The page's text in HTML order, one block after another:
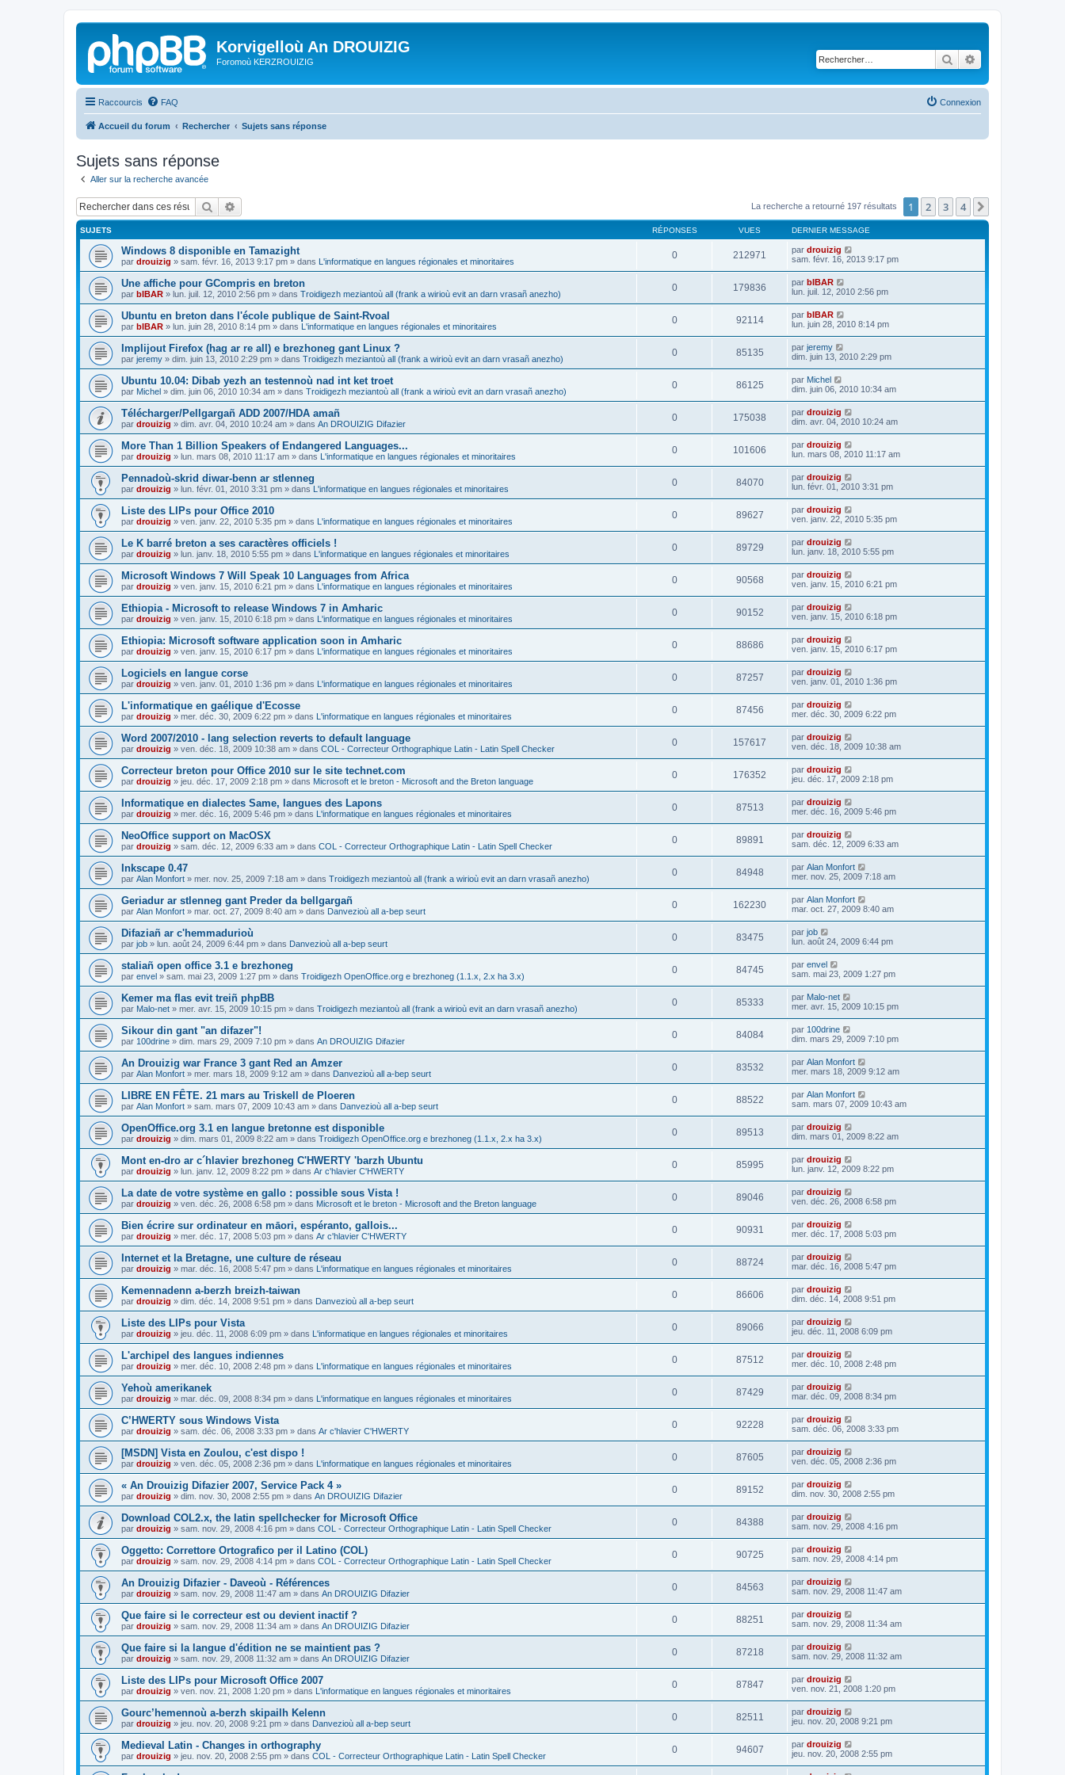
Korvigelloù An DROUIZIG
Foromoù KERZROUIZIG Rechercher
Raccourcis FAQ Connexion
Accueil du forum Rechercher Sujets sans réponse
Sujets sans réponse
Aller sur la recherche avancée
Rechercher La recherche a retourné 197 résultats 1 2 3 4
SUJETS RÉPONSES VUES DERNIER MESSAGE
Windows 8 disponible en Tamazight
par drouizig » sam. févr. 16, 2013 9:17 pm » dans L'informatique en langues régionales et minoritaires
0 212971 par drouizig
sam. févr. 16, 2013 9:17 pm
Une affiche pour GCompris en breton
par bIBAR » lun. juil. 12, 2010 2:56 pm » dans Troidigezh meziantoù all (frank a wirioù evit an darn vrasañ anezho)
0 179836 par bIBAR
lun. juil. 12, 2010 2:56 pm
Ubuntu en breton dans l'école publique de Saint-Rvoal
par bIBAR » lun. juin 28, 2010 8:14 pm » dans L'informatique en langues régionales et minoritaires
0 92114 par bIBAR
lun. juin 28, 2010 8:14 pm
Implijout Firefox (hag ar re all) e brezhoneg gant Linux ?
par jeremy » dim. juin 13, 2010 2:29 pm » dans Troidigezh meziantoù all (frank a wirioù evit an darn vrasañ anezho)
0 85135 par jeremy
dim. juin 13, 2010 2:29 pm
Ubuntu 10.04: Dibab yezh an testennoù nad int ket troet
par Michel » dim. juin 06, 2010 10:34 am » dans Troidigezh meziantoù all (frank a wirioù evit an darn vrasañ anezho)
0 86125 par Michel
dim. juin 06, 2010 10:34 am
Télécharger/Pellgargañ ADD 2007/HDA amañ
par drouizig » dim. avr. 04, 2010 10:24 am » dans An DROUIZIG Difazier
0 175038 par drouizig
dim. avr. 04, 2010 10:24 am
More Than 1 Billion Speakers of Endangered Languages...
par drouizig » lun. mars 08, 2010 11:17 am » dans L'informatique en langues régionales et minoritaires
0 101606 par drouizig
lun. mars 08, 2010 11:17 am
Pennadoù-skrid diwar-benn ar stlenneg
par drouizig » lun. févr. 01, 2010 3:31 pm » dans L'informatique en langues régionales et minoritaires
0 84070 par drouizig
lun. févr. 01, 2010 3:31 pm
Liste des LIPs pour Office 2010
par drouizig » ven. janv. 22, 2010 5:35 pm » dans L'informatique en langues régionales et minoritaires
0 89627 par drouizig
ven. janv. 22, 2010 5:35 pm
Le K barré breton a ses caractères officiels !
par drouizig » lun. janv. 18, 2010 5:55 pm » dans L'informatique en langues régionales et minoritaires
0 89729 par drouizig
lun. janv. 18, 2010 5:55 pm
Microsoft Windows 7 Will Speak 10 Languages from Africa
par drouizig » ven. janv. 15, 2010 6:21 pm » dans L'informatique en langues régionales et minoritaires
0 90568 par drouizig
ven. janv. 15, 2010 6:21 pm
Ethiopia - Microsoft to release Windows 7 in Amharic
par drouizig » ven. janv. 15, 2010 6:18 pm » dans L'informatique en langues régionales et minoritaires
0 90152 par drouizig
ven. janv. 15, 2010 6:18 pm
Ethiopia: Microsoft software application soon in Amharic
par drouizig » ven. janv. 15, 2010 6:17 pm » dans L'informatique en langues régionales et minoritaires
0 88686 par drouizig
ven. janv. 15, 2010 6:17 pm
Logiciels en langue corse
par drouizig » ven. janv. 01, 2010 1:36 pm » dans L'informatique en langues régionales et minoritaires
0 87257 par drouizig
ven. janv. 01, 2010 1:36 pm
L'informatique en gaélique d'Ecosse
par drouizig » mer. déc. 30, 2009 6:22 pm » dans L'informatique en langues régionales et minoritaires
0 87456 par drouizig
mer. déc. 30, 2009 6:22 pm
Word 2007/2010 - lang selection reverts to default language
par drouizig » ven. déc. 18, 2009 10:38 am » dans COL - Correcteur Orthographique Latin - Latin Spell Checker
0 157617 par drouizig
ven. déc. 18, 2009 10:38 am
Correcteur breton pour Office 2010 sur le site technet.com
par drouizig » jeu. déc. 17, 2009 2:18 pm » dans Microsoft et le breton - Microsoft and the Breton language
0 176352 par drouizig
jeu. déc. 17, 2009 2:18 pm
Informatique en dialectes Same, langues des Lapons
par drouizig » mer. déc. 16, 2009 5:46 pm » dans L'informatique en langues régionales et minoritaires
0 87513 par drouizig
mer. déc. 16, 2009 5:46 pm
NeoOffice support on MacOSX
par drouizig » sam. déc. 12, 2009 6:33 am » dans COL - Correcteur Orthographique Latin - Latin Spell Checker
0 89891 par drouizig
sam. déc. 12, 2009 6:33 am
Inkscape 0.47
par Alan Monfort » mer. nov. 25, 2009 7:18 am » dans Troidigezh meziantoù all (frank a wirioù evit an darn vrasañ anezho)
0 84948 par Alan Monfort
mer. nov. 25, 2009 7:18 am
Geriadur ar stlenneg gant Preder da bellgargañ
par Alan Monfort » mar. oct. 27, 2009 8:40 am » dans Danvezioù all a-bep seurt
0 162230 par Alan Monfort
mar. oct. 27, 2009 8:40 am
Difaziañ ar c'hemmadurioù
par job » lun. août 24, 2009 6:44 pm » dans Danvezioù all a-bep seurt
0 83475 par job
lun. août 24, 2009 6:44 pm
staliañ open office 3.1 e brezhoneg
par envel » sam. mai 23, 2009 1:27 pm » dans Troidigezh OpenOffice.org e brezhoneg (1.1.x, 2.x ha 3.x)
0 84745 par envel
sam. mai 23, 2009 1:27 pm
Kemer ma flas evit treiñ phpBB
par Malo-net » mer. avr. 15, 2009 10:15 pm » dans Troidigezh meziantoù all (frank a wirioù evit an darn vrasañ anezho)
0 85333 par Malo-net
mer. avr. 15, 2009 10:15 pm
Sikour din gant "an difazer"!
par 100drine » dim. mars 29, 2009 7:10 pm » dans An DROUIZIG Difazier
0 84084 par 100drine
dim. mars 29, 2009 7:10 pm
An Drouizig war France 3 gant Red an Amzer
par Alan Monfort » mer. mars 18, 2009 9:12 am » dans Danvezioù all a-bep seurt
0 83532 par Alan Monfort
mer. mars 18, 2009 9:12 am
LIBRE EN FÊTE. 21 mars au Triskell de Ploeren
par Alan Monfort » sam. mars 07, 2009 10:43 am » dans Danvezioù all a-bep seurt
0 88522 par Alan Monfort
sam. mars 07, 2009 10:43 am
OpenOffice.org 3.1 en langue bretonne est disponible
par drouizig » dim. mars 01, 2009 8:22 am » dans Troidigezh OpenOffice.org e brezhoneg (1.1.x, 2.x ha 3.x)
0 89513 par drouizig
dim. mars 01, 2009 8:22 am
Mont en-dro ar c´hlavier brezhoneg C'HWERTY 'barzh Ubuntu
par drouizig » lun. janv. 12, 2009 8:22 pm » dans Ar c'hlavier C'HWERTY
0 85995 par drouizig
lun. janv. 12, 2009 8:22 pm
La date de votre système en gallo : possible sous Vista !
par drouizig » ven. déc. 26, 2008 6:58 pm » dans Microsoft et le breton - Microsoft and the Breton language
0 89046 par drouizig
ven. déc. 26, 2008 6:58 pm
Bien écrire sur ordinateur en māori, espéranto, gallois...
par drouizig » mer. déc. 17, 2008 5:03 pm » dans Ar c'hlavier C'HWERTY
0 90931 par drouizig
mer. déc. 17, 2008 5:03 pm
Internet et la Bretagne, une culture de réseau
par drouizig » mar. déc. 16, 2008 5:47 pm » dans L'informatique en langues régionales et minoritaires
0 88724 par drouizig
mar. déc. 16, 2008 5:47 pm
Kemennadenn a-berzh breizh-taiwan
par drouizig » dim. déc. 14, 2008 9:51 pm » dans Danvezioù all a-bep seurt
0 86606 par drouizig
dim. déc. 14, 2008 9:51 pm
Liste des LIPs pour Vista
par drouizig » jeu. déc. 11, 2008 6:09 pm » dans L'informatique en langues régionales et minoritaires
0 89066 par drouizig
jeu. déc. 11, 2008 6:09 pm
L'archipel des langues indiennes
par drouizig » mer. déc. 10, 2008 2:48 pm » dans L'informatique en langues régionales et minoritaires
0 87512 par drouizig
mer. déc. 10, 2008 2:48 pm
Yehoù amerikanek
par drouizig » mar. déc. 09, 2008 8:34 pm » dans L'informatique en langues régionales et minoritaires
0 87429 par drouizig
mar. déc. 09, 2008 8:34 pm
C’HWERTY sous Windows Vista
par drouizig » sam. déc. 06, 2008 3:33 pm » dans Ar c'hlavier C'HWERTY
0 92228 par drouizig
sam. déc. 06, 2008 3:33 pm
[MSDN] Vista en Zoulou, c'est dispo !
par drouizig » ven. déc. 05, 2008 2:36 pm » dans L'informatique en langues régionales et minoritaires
0 87605 par drouizig
ven. déc. 05, 2008 2:36 pm
« An Drouizig Difazier 2007, Service Pack 4 »
par drouizig » dim. nov. 30, 2008 2:55 pm » dans An DROUIZIG Difazier
0 89152 par drouizig
dim. nov. 30, 2008 2:55 pm
Download COL2.x, the latin spellchecker for Microsoft Office
par drouizig » sam. nov. 29, 2008 4:16 pm » dans COL - Correcteur Orthographique Latin - Latin Spell Checker
0 84388 par drouizig
sam. nov. 29, 2008 4:16 pm
Oggetto: Correttore Ortografico per il Latino (COL)
par drouizig » sam. nov. 29, 2008 4:14 pm » dans COL - Correcteur Orthographique Latin - Latin Spell Checker
0 90725 par drouizig
sam. nov. 29, 2008 4:14 pm
An Drouizig Difazier - Daveoù - Références
par drouizig » sam. nov. 29, 2008 11:47 am » dans An DROUIZIG Difazier
0 84563 par drouizig
sam. nov. 29, 2008 11:47 am
Que faire si le correcteur est ou devient inactif ?
par drouizig » sam. nov. 29, 2008 11:34 am » dans An DROUIZIG Difazier
0 88251 par drouizig
sam. nov. 29, 2008 11:34 am
Que faire si la langue d'édition ne se maintient pas ?
par drouizig » sam. nov. 29, 2008 11:32 am » dans An DROUIZIG Difazier
0 87218 par drouizig
sam. nov. 29, 2008 11:32 am
Liste des LIPs pour Microsoft Office 2007
par drouizig » ven. nov. 21, 2008 1:20 pm » dans L'informatique en langues régionales et minoritaires
0 87847 par drouizig
ven. nov. 21, 2008 1:20 pm
Gourc’hemennoù a-berzh skipailh Kelenn
par drouizig » jeu. nov. 20, 2008 9:21 pm » dans Danvezioù all a-bep seurt
0 82511 par drouizig
jeu. nov. 20, 2008 9:21 pm
Medieval Latin - Changes in orthography
par drouizig » jeu. nov. 20, 2008 2:55 pm » dans COL - Correcteur Orthographique Latin - Latin Spell Checker
0 94607 par drouizig
jeu. nov. 20, 2008 2:55 pm